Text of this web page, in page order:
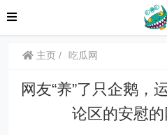
主页 吃瓜网
网友“养”了只企鹅，
论区的安慰